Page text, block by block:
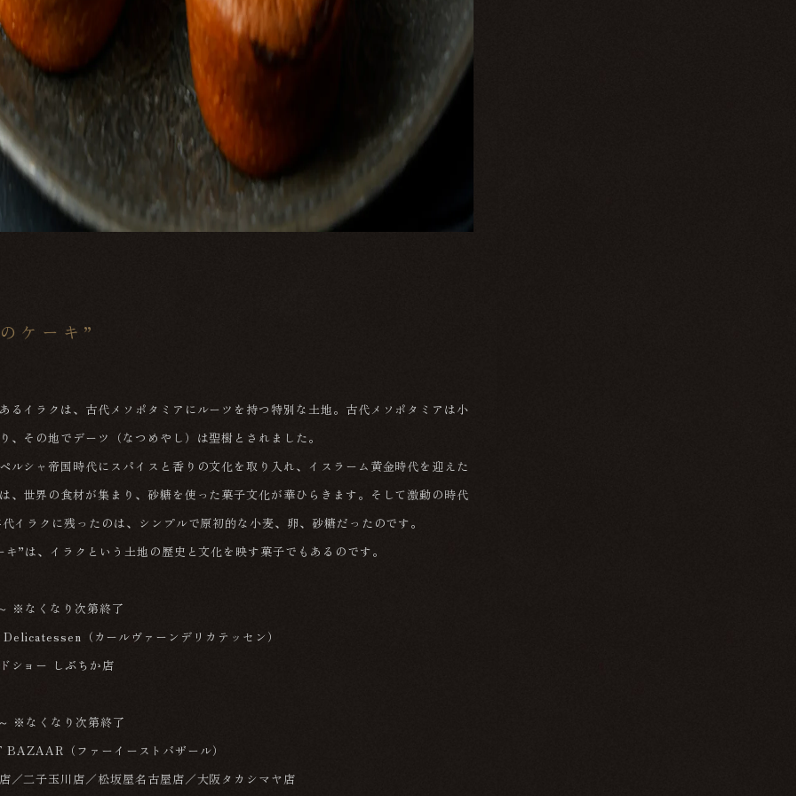
ケーキ”
るイラクは、古代メソポタミアにルーツを持つ特別な土地。古代メソポタミアは小
、その地でデーツ（なつめやし）は聖樹とされました。
ルシャ帝国時代にスパイスと香りの文化を取り入れ、イスラーム黄金時代を迎えた
、世界の食材が集まり、砂糖を使った菓子文化が華ひらきます。そして激動の時代
イラクに残ったのは、シンプルで原初的な小麦、卵、砂糖だったのです。
”は、イラクという土地の歴史と文化を映す菓子でもあるのです。
※なくなり次第終了
（カールヴァーンデリカテッセン）
ショー しぶちか店
※なくなり次第終了
（ファーイーストバザール）
／二子玉川店／松坂屋名古屋店／大阪タカシマヤ店